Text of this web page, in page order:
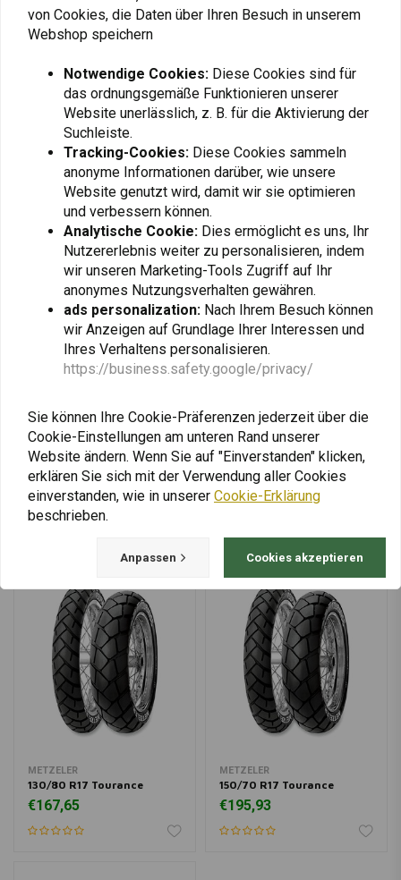
Fügen Sie Ihre Bewertung hinzu
Ähnliche Produkte
DUNLOP
120/90 | 18 Trailmax
MICHELIN
120/80 -18 Anakee Wild
Mehr laden
METZELER
130/80 R17 Tourance
€167,65
METZELER
150/70 R17 Tourance
€195,93
von Cookies, die Daten über Ihren Besuch in unserem
Webshop speichern
Notwendige Cookies: Diese Cookies sind für
das ordnungsgemäße Funktionieren unserer
Website unerlässlich, z. B. für die Aktivierung der
Suchleiste.
Tracking-Cookies: Diese Cookies sammeln
anonyme Informationen darüber, wie unsere
Website genutzt wird, damit wir sie optimieren
und verbessern können.
Analytische Cookie: Dies ermöglicht es uns, Ihr
Nutzererlebnis weiter zu personalisieren, indem
wir unseren Marketing-Tools Zugriff auf Ihr
anonymes Nutzungsverhalten gewähren.
ads personalization: Nach Ihrem Besuch können
wir Anzeigen auf Grundlage Ihrer Interessen und
Ihres Verhaltens personalisieren.
https://business.safety.google/privacy/
Sie können Ihre Cookie-Präferenzen jederzeit über die
Cookie-Einstellungen am unteren Rand unserer
Website ändern. Wenn Sie auf "Einverstanden" klicken,
erklären Sie sich mit der Verwendung aller Cookies
einverstanden, wie in unserer Cookie-Erklärung
beschrieben.
Anpassen Cookies akzeptieren